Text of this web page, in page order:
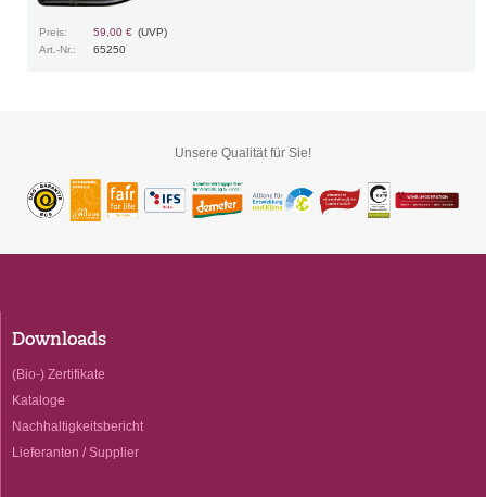
Preis: 59,00 € (UVP)
Art.-Nr.:
65250
Unsere Qualität für Sie!
Downloads
(Bio-) Zertifikate
Kataloge
Nachhaltigkeitsbericht
Lieferanten / Supplier